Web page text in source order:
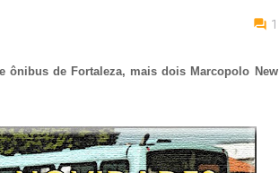
1
ônibus de Fortaleza, mais dois Marcopolo New